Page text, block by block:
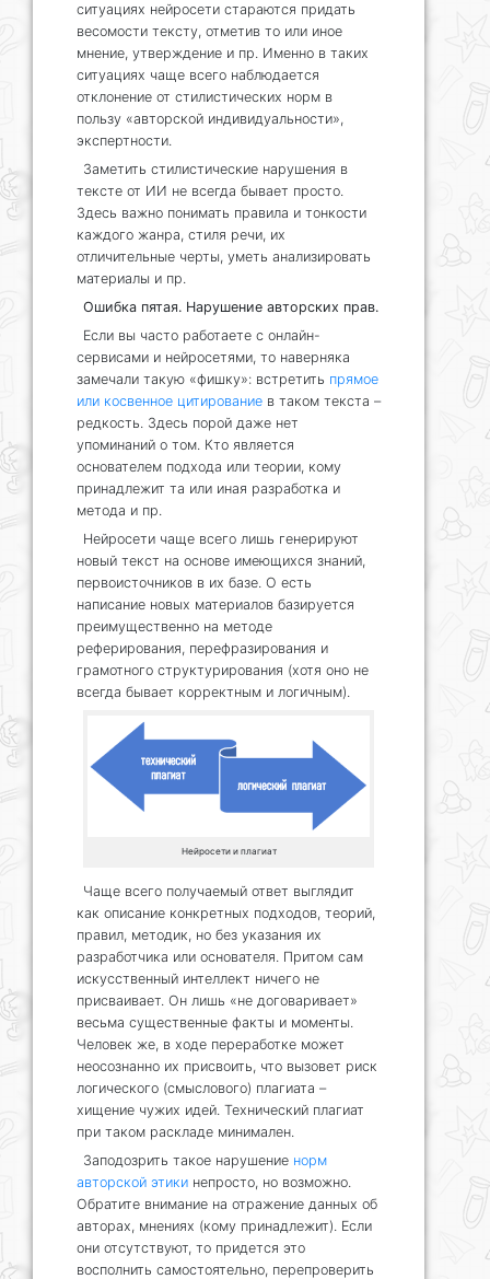
ситуациях нейросети стараются придать
весомости тексту, отметив то или иное
мнение, утверждение и пр. Именно в таких
ситуациях чаще всего наблюдается
отклонение от стилистических норм в
пользу «авторской индивидуальности»,
экспертности.
Заметить стилистические нарушения в
тексте от ИИ не всегда бывает просто.
Здесь важно понимать правила и тонкости
каждого жанра, стиля речи, их
отличительные черты, уметь анализировать
материалы и пр.
Ошибка пятая. Нарушение авторских прав.
Если вы часто работаете с онлайн-
сервисами и нейросетями, то наверняка
замечали такую «фишку»: встретить прямое
или косвенное цитирование в таком текста –
редкость. Здесь порой даже нет
упоминаний о том. Кто является
основателем подхода или теории, кому
принадлежит та или иная разработка и
метода и пр.
Нейросети чаще всего лишь генерируют
новый текст на основе имеющихся знаний,
первоисточников в их базе. О есть
написание новых материалов базируется
преимущественно на методе
реферирования, перефразирования и
грамотного структурирования (хотя оно не
всегда бывает корректным и логичным).
Нейросети и плагиат
Чаще всего получаемый ответ выглядит
как описание конкретных подходов, теорий,
правил, методик, но без указания их
разработчика или основателя. Притом сам
искусственный интеллект ничего не
присваивает. Он лишь «не договаривает»
весьма существенные факты и моменты.
Человек же, в ходе переработке может
неосознанно их присвоить, что вызовет риск
логического (смыслового) плагиата –
хищение чужих идей. Технический плагиат
при таком раскладе минимален.
Заподозрить такое нарушение норм
авторской этики непросто, но возможно.
Обратите внимание на отражение данных об
авторах, мнениях (кому принадлежит). Если
они отсутствуют, то придется это
восполнить самостоятельно, перепроверить